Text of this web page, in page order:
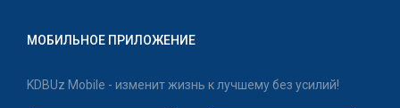
МОБИЛЬНОЕ ПРИЛОЖЕНИЕ
KDBUz Mobile - изменит жизнь к лучшему без усилий!